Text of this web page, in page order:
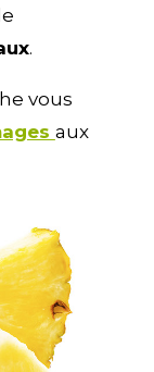
.
vous
aux